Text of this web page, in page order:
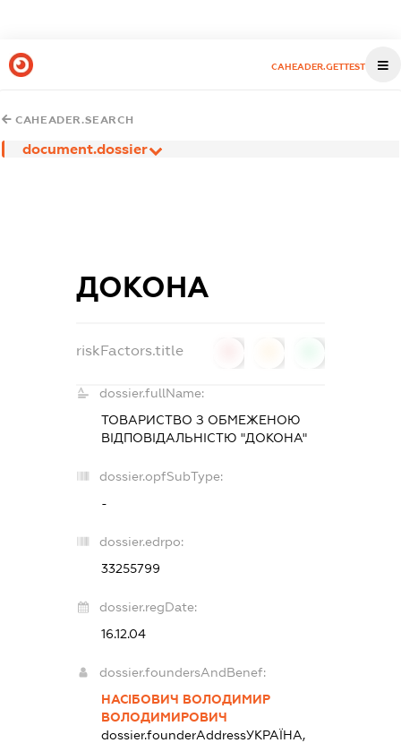
CAHEADER.GETTEST
CAHEADER.SEARCH
document.dossier
ДОКОНА
riskFactors.title
dossier.fullName:
ТОВАРИСТВО З ОБМЕЖЕНОЮ
ВІДПОВІДАЛЬНІСТЮ "ДОКОНА"
dossier.opfSubType:
-
dossier.edrpo:
33255799
dossier.regDate:
16.12.04
dossier.foundersAndBenef:
НАСІБОВИЧ ВОЛОДИМИР
ВОЛОДИМИРОВИЧ
dossier.founderAddressУКРАЇНА,